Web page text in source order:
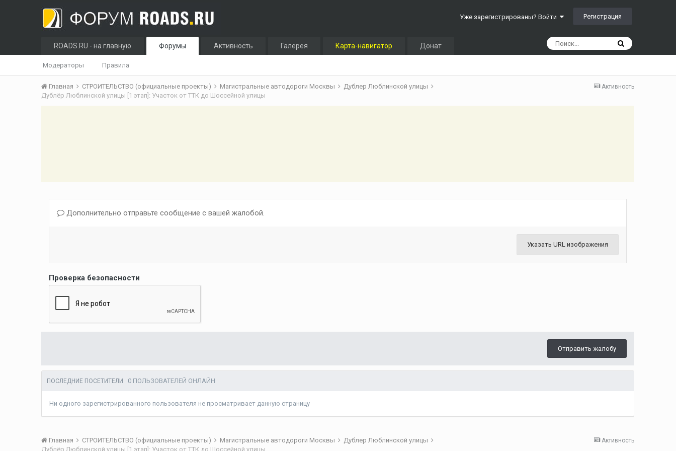
Уже зарегистрированы? Войти Регистрация
ROADS.RU - на главную Форумы
Модераторы Правила
Активность Галерея Карта-навигатор Донат
Активность
Главная СТРОИТЕЛЬСТВО (официальные проекты) Магистральные автодороги Москвы
Дублер Люблинской улицы
Дублёр Люблинской улицы [1 этап]: Участок от ТТК до Шоссейной улицы
Дополнительно отправьте сообщение с вашей жалобой.
Указать URL изображения
Проверка безопасности
Отправить жалобу
ПОСЛЕДНИЕ ПОСЕТИТЕЛИ 0 ПОЛЬЗОВАТЕЛЕЙ ОНЛАЙН
Ни одного зарегистрированного пользователя не просматривает данную страницу
Активность
Главная СТРОИТЕЛЬСТВО (официальные проекты) Магистральные автодороги Москвы
Дублер Люблинской улицы
Дублёр Люблинской улицы [1 этап]: Участок от ТТК до Шоссейной улицы